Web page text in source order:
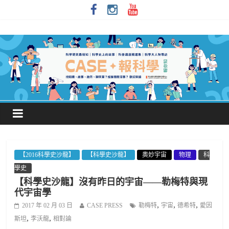
【2016科學史沙龍】 【科學史沙龍】 奧妙宇宙 物理
科
學史
【科學史沙龍】沒有昨日的宇宙——勒梅特與現
代宇宙學
2017 年 02 月 03 日 CASE PRESS 勒梅特, 宇宙,德希特, 愛因
斯坦,李沃龍,相對論